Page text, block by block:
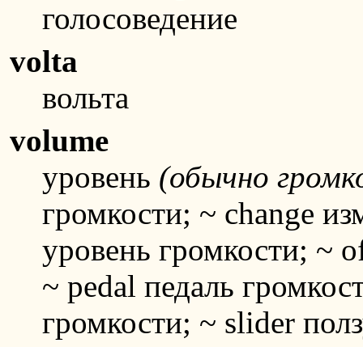
голосоведение
volta
вольта
volume
уровень (обычно
громкости; ~ change
уровень громкости; ~
~ pedal педаль
громкости; ~ slider